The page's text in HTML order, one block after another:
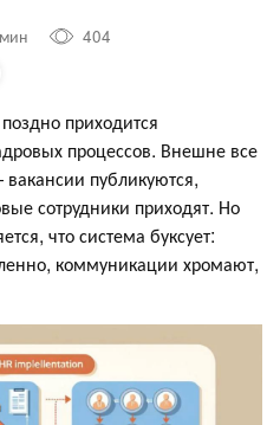
404
приходится
процессов. Внешне все
публикуются,
сотрудники приходят. Но
что система буксует:
коммуникации хромают,